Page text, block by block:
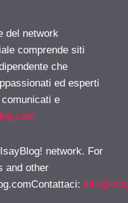
del network
comprende siti
che
ed esperti
e
network. For
and other
: